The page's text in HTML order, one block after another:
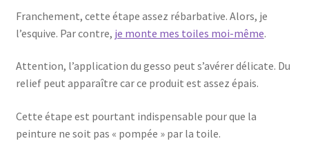
Franchement, cette étape assez rébarbative. Alors, je
l’esquive. Par contre, je monte mes toiles moi-même.
Attention, l’application du gesso peut s’avérer délicate. Du
relief peut apparaître car ce produit est assez épais.
Cette étape est pourtant indispensable pour que la
peinture ne soit pas « pompée » par la toile.